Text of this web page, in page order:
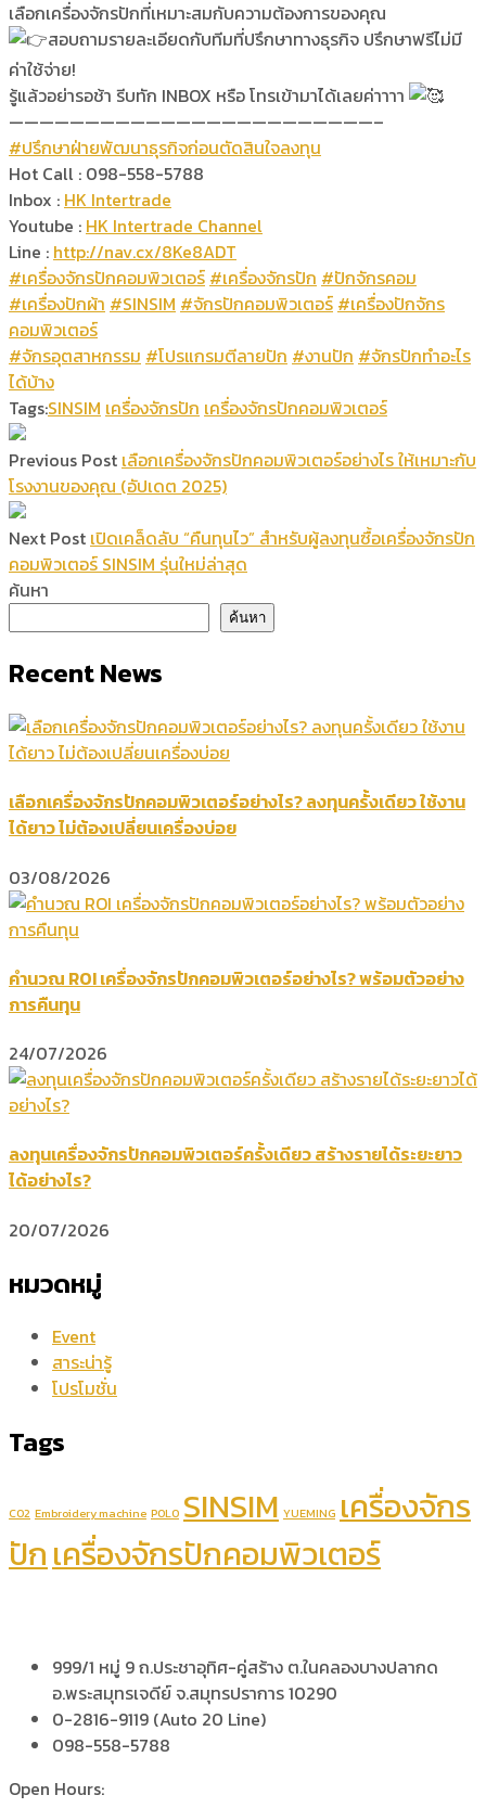
เลือกเครื่องจักรปักที่เหมาะสมกับความต้องการของคุณ
สอบถามรายละเอียดกับทีมที่ปรึกษาทางธุรกิจ ปรึกษาฟรีไม่มี
ค่าใช้จ่าย!
รู้แล้วอย่ารอช้า รีบทัก INBOX หรือ โทรเข้ามาได้เลยค่าาาา
————————————————————————–
#ปรึกษาฝ่ายพัฒนาธุรกิจก่อนตัดสินใจลงทุน
Hot Call : 098-558-5788
Inbox : HK Intertrade
Youtube : HK Intertrade Channel
Line : http://nav.cx/8Ke8ADT
#เครื่องจักรปักคอมพิวเตอร์ #เครื่องจักรปัก #ปักจักรคอม
#เครื่องปักผ้า #SINSIM #จักรปักคอมพิวเตอร์ #เครื่องปักจักร
คอมพิวเตอร์
#จักรอุตสาหกรรม #โปรแกรมตีลายปัก #งานปัก #จักรปักทำอะไร
ได้บ้าง
Tags:SINSIM เครื่องจักรปัก เครื่องจักรปักคอมพิวเตอร์
Previous Post เลือกเครื่องจักรปักคอมพิวเตอร์อย่างไร ให้เหมาะกับ
โรงงานของคุณ (อัปเดต 2025)
Next Post เปิดเคล็ดลับ “คืนทุนไว” สำหรับผู้ลงทุนซื้อเครื่องจักรปัก
คอมพิวเตอร์ SINSIM รุ่นใหม่ล่าสุด
ค้นหา
ค้นหา
Recent News
เลือกเครื่องจักรปักคอมพิวเตอร์อย่างไร? ลงทุนครั้งเดียว ใช้งาน
ได้ยาว ไม่ต้องเปลี่ยนเครื่องบ่อย
03/08/2026
คำนวณ ROI เครื่องจักรปักคอมพิวเตอร์อย่างไร? พร้อมตัวอย่าง
การคืนทุน
24/07/2026
ลงทุนเครื่องจักรปักคอมพิวเตอร์ครั้งเดียว สร้างรายได้ระยะยาว
ได้อย่างไร?
20/07/2026
หมวดหมู่
Event
สาระน่ารู้
โปรโมชั่น
Tags
CO2 Embroidery machine POLO SINSIM YUEMING เครื่องจักร
ปักเครื่องจักรปักคอมพิวเตอร์
999/1 หมู่ 9 ถ.ประชาอุทิศ-คู่สร้าง ต.ในคลองบางปลากด
อ.พระสมุทรเจดีย์ จ.สมุทรปราการ 10290
0-2816-9119 (Auto 20 Line)
098-558-5788
Open Hours: